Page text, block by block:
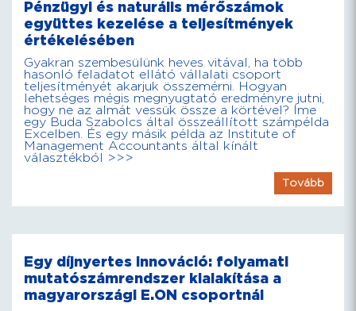
Pénzügyi és naturális mérőszámok
együttes kezelése a teljesítmények
értékelésében
Gyakran szembesülünk heves vitával, ha több
hasonló feladatot ellátó vállalati csoport
teljesítményét akarjuk összemérni. Hogyan
lehetséges mégis megnyugtató eredményre jutni,
hogy ne az almát vessük össze a körtével? Íme
egy Buda Szabolcs által összeállított számpélda
Excelben. És egy másik példa az Institute of
Management Accountants által kínált
választékból >>>
Tovább
Egy díjnyertes innováció: folyamati
mutatószámrendszer kialakítása a
magyarországi E.ON csoportnál